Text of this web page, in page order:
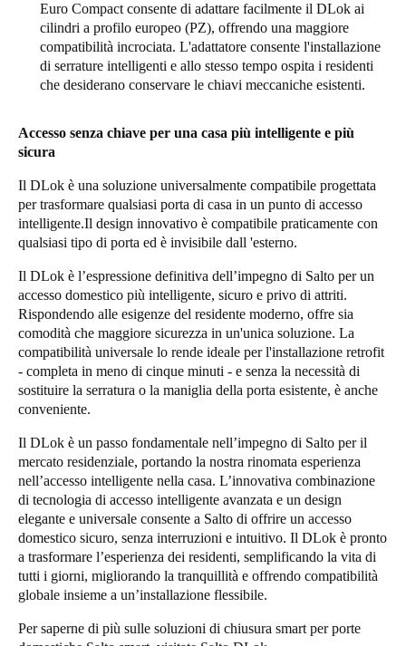
Euro Compact consente di adattare facilmente il DLok ai
cilindri a profilo europeo (PZ), offrendo una maggiore
compatibilità incrociata. L'adattatore consente l'installazione
di serrature intelligenti e allo stesso tempo ospita i residenti
che desiderano conservare le chiavi meccaniche esistenti.
Accesso senza chiave per una casa più intelligente e più
sicura
Il DLok è una soluzione universalmente compatibile progettata
per trasformare qualsiasi porta di casa in un punto di accesso
intelligente.Il design innovativo è compatibile praticamente con
qualsiasi tipo di porta ed è invisibile dall 'esterno.
Il DLok è l’espressione definitiva dell’impegno di Salto per un
accesso domestico più intelligente, sicuro e privo di attriti.
Rispondendo alle esigenze del residente moderno, offre sia
comodità che maggiore sicurezza in un'unica soluzione. La
compatibilità universale lo rende ideale per l'installazione retrofit
- completa in meno di cinque minuti - e senza la necessità di
sostituire la serratura o la maniglia della porta esistente, è anche
conveniente.
Il DLok è un passo fondamentale nell’impegno di Salto per il
mercato residenziale, portando la nostra rinomata esperienza
nell’accesso intelligente nella casa. L’innovativa combinazione
di tecnologia di accesso intelligente avanzata e un design
elegante e universale consente a Salto di offrire un accesso
domestico sicuro, senza interruzioni e intuitivo. Il DLok è pronto
a trasformare l’esperienza dei residenti, semplificando la vita di
tutti i giorni, migliorando la tranquillità e offrendo compatibilità
globale insieme a un’installazione flessibile.
Per saperne di più sulle soluzioni di chiusura smart per porte